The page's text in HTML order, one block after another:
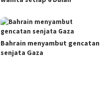
Bahrain menyambut gencatan
senjata Gaza